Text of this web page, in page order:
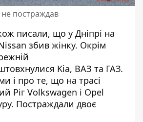
постраждав
писали, що у Дніпрі на
збив жінку. Окрім
Kia, ВАЗ та ГАЗ.
і про те, що на трасі
Ріг Volkswagen і Opel
. Постраждали двоє